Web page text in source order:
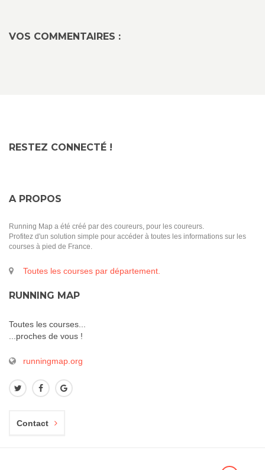
VOS COMMENTAIRES :
RESTEZ CONNECTÉ !
A PROPOS
Running Map a été créé par des coureurs, pour les coureurs.
Profitez d'un solution simple pour accéder à toutes les informations sur les
courses à pied de France.
Toutes les courses par département.
RUNNING MAP
Toutes les courses...
...proches de vous !
runningmap.org
Contact